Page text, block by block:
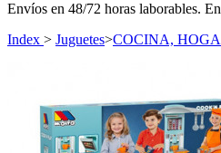
Envíos en 48/72 horas laborables.
Index > Juguetes>COCINA,